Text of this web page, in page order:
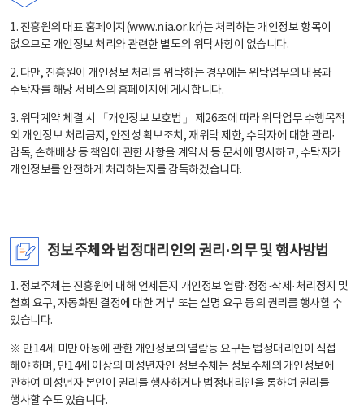
1. 진흥원의 대표 홈페이지(www.nia.or.kr)는 처리하는 개인정보 항목이
없으므로 개인정보 처리와 관련한 별도의 위탁사항이 없습니다.
2. 다만, 진흥원이 개인정보 처리를 위탁하는 경우에는 위탁업무의 내용과
수탁자를 해당 서비스의 홈페이지에 게시합니다.
3. 위탁계약 체결 시 「개인정보 보호법」 제26조에 따라 위탁업무 수행목적
외 개인정보 처리금지, 안전성 확보조치, 재위탁 제한, 수탁자에 대한 관리·
감독, 손해배상 등 책임에 관한 사항을 계약서 등 문서에 명시하고, 수탁자가
개인정보를 안전하게 처리하는지를 감독하겠습니다.
정보주체와 법정대리인의 권리·의무 및 행사방법
1. 정보주체는 진흥원에 대해 언제든지 개인정보 열람·정정·삭제·처리정지 및
철회 요구, 자동화된 결정에 대한 거부 또는 설명 요구 등의 권리를 행사할 수
있습니다.
※ 만14세 미만 아동에 관한 개인정보의 열람등 요구는 법정대리인이 직접
해야 하며, 만14세 이상의 미성년자인 정보주체는 정보주체의 개인정보에
관하여 미성년자 본인이 권리를 행사하거나 법정대리인을 통하여 권리를
행사할 수도 있습니다.